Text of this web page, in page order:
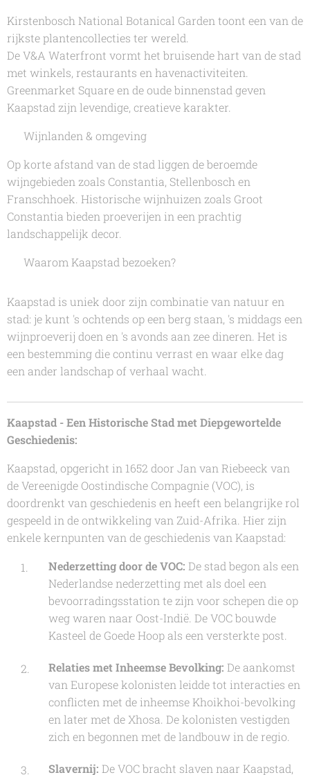
Kirstenbosch National Botanical Garden toont een van de
rijkste plantencollecties ter wereld.
De V&A Waterfront vormt het bruisende hart van de stad
met winkels, restaurants en havenactiviteiten.
Greenmarket Square en de oude binnenstad geven
Kaapstad zijn levendige, creatieve karakter.
🍷 Wijnlanden & omgeving
Op korte afstand van de stad liggen de beroemde
wijngebieden zoals Constantia, Stellenbosch en
Franschhoek. Historische wijnhuizen zoals Groot
Constantia bieden proeverijen in een prachtig
landschappelijk decor.
🌟 Waarom Kaapstad bezoeken?
Kaapstad is uniek door zijn combinatie van natuur en
stad: je kunt 's ochtends op een berg staan, 's middags een
wijnproeverij doen en 's avonds aan zee dineren. Het is
een bestemming die continu verrast en waar elke dag
een ander landschap of verhaal wacht.
Kaapstad - Een Historische Stad met Diepgewortelde
Geschiedenis:
Kaapstad, opgericht in 1652 door Jan van Riebeeck van
de Vereenigde Oostindische Compagnie (VOC), is
doordrenkt van geschiedenis en heeft een belangrijke rol
gespeeld in de ontwikkeling van Zuid-Afrika. Hier zijn
enkele kernpunten van de geschiedenis van Kaapstad:
Nederzetting door de VOC: De stad begon als een
Nederlandse nederzetting met als doel een
bevoorradingsstation te zijn voor schepen die op
weg waren naar Oost-Indië. De VOC bouwde
Kasteel de Goede Hoop als een versterkte post.
Relaties met Inheemse Bevolking: De aankomst
van Europese kolonisten leidde tot interacties en
conflicten met de inheemse Khoikhoi-bevolking
en later met de Xhosa. De kolonisten vestigden
zich en begonnen met de landbouw in de regio.
Slavernij: De VOC bracht slaven naar Kaapstad,